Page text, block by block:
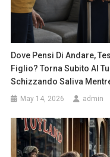
Dove Pensi Di Andare,
Figlio? Torna Subito Al
Schizzando Saliva
May 14, 2026 admin